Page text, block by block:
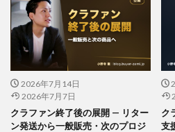
2026年7月14日
2026年7月7日
クラファン終了後の展開 — リター
ン発送から一般販売・次のプロジ
ク
支